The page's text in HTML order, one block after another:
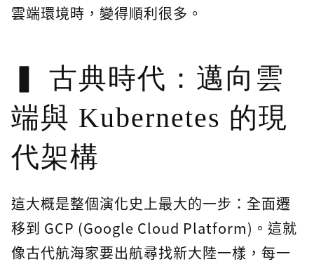
雲端環境時，變得順利很多。
古典時代：邁向雲
端與 Kubernetes 的現
代架構
這大概是整個演化史上最大的一步：全面遷
移到 GCP (Google Cloud Platform)。這就
像古代航海家要出航尋找新大陸一樣，每一